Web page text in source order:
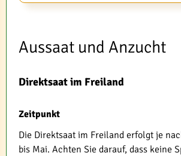
Aussaat und Anzucht
Direktsaat im Freiland
Zeitpunkt
Die Direktsaat im Freiland erfolgt je
bis Mai. Achten Sie darauf, dass keine